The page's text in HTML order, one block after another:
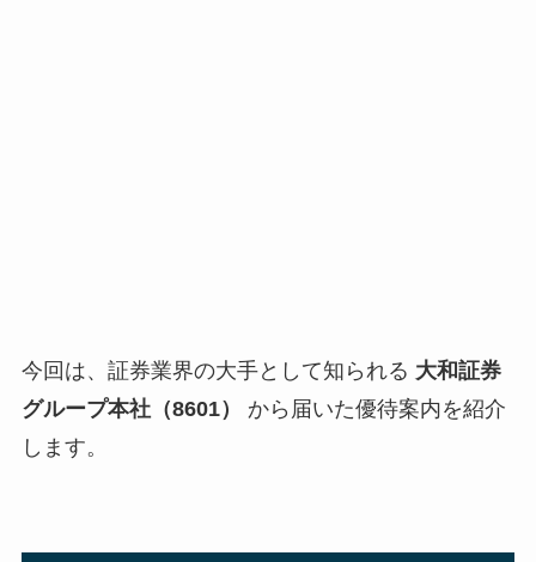
今回は、証券業界の大手として知られる 大和証券
グループ本社（8601）
から届いた優待案内を紹介
します。